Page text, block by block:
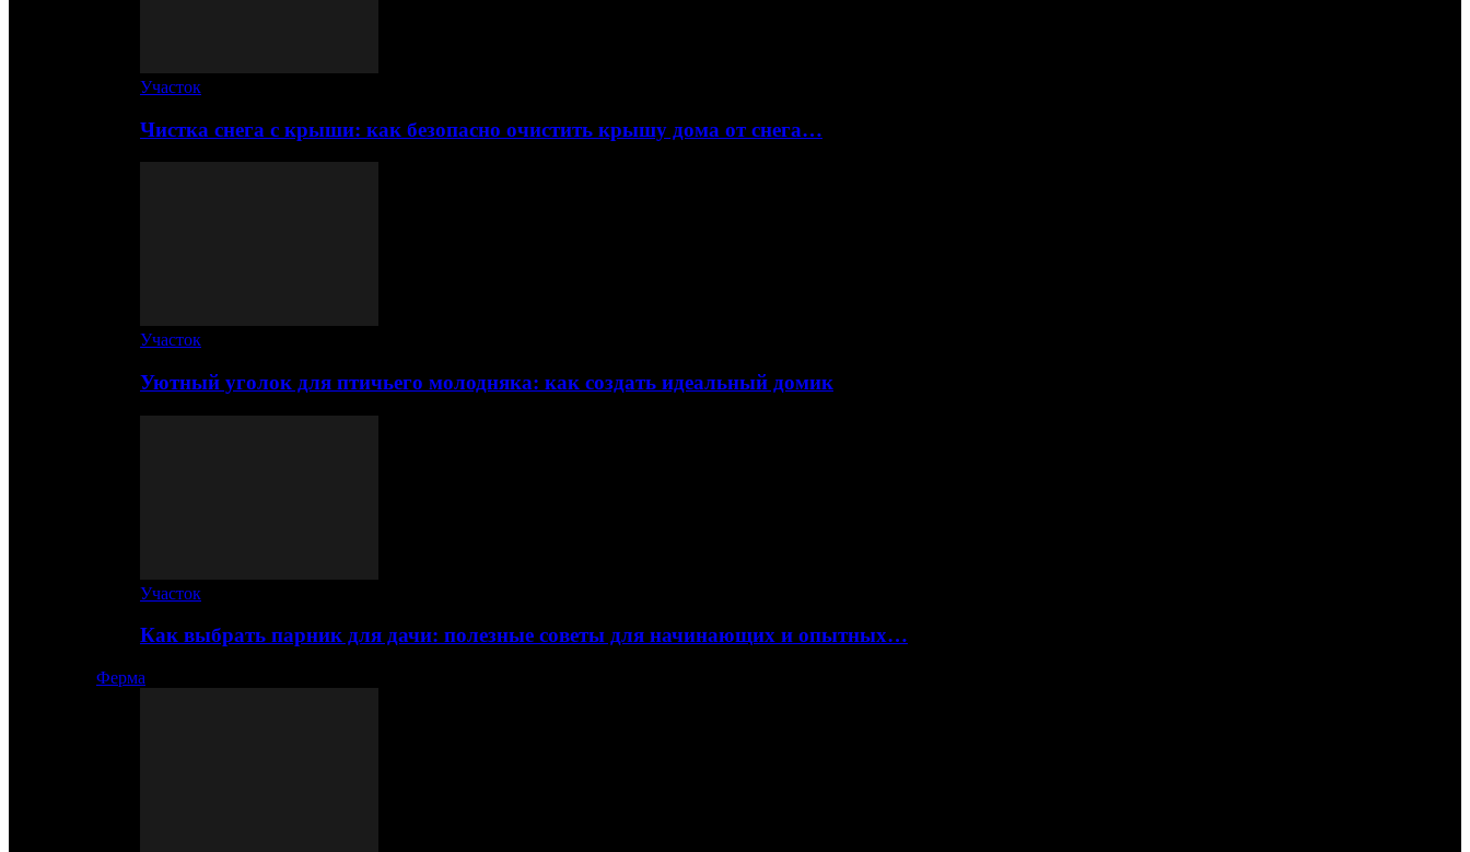
Участок
Чистка снега с крыши: как безопасно очистить крышу дома от снега…
Участок
Уютный уголок для птичьего молодняка: как создать идеальный домик
Участок
Как выбрать парник для дачи: полезные советы для начинающих и опытных…
Ферма